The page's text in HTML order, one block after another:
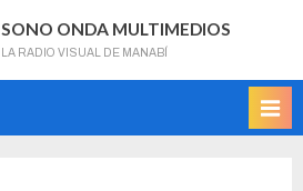
SONO ONDA MULTIMEDIOS
LA RADIO VISUAL DE MANABÍ